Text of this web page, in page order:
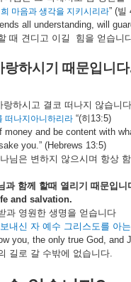
마음과 생각을 지키시리라” (빌
all understanding, will
때 견디고 이길 힘을 얻습니
랑하시기 때문입니다
랑하시고 결코 떠나지 않습니다
떠나지아니하리라 “(히 13:5)
and be content with
you.” (Hebrews 13:5)
님은 변하지 않으시며 항상
과 함께 할때 열리기 때문입니
and salvation.
과 영원한 생명을 얻습니다
보내신 자 예수 그리스도를 아는
you, the only true God, and
길로 갈 수밖에 없습니다.